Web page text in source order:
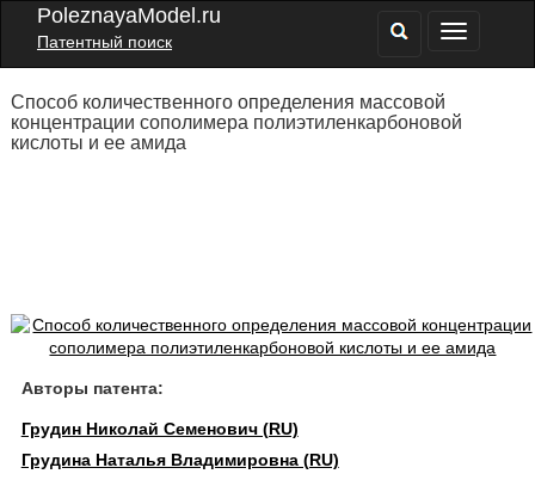
PoleznayaModel.ru
Патентный поиск
Способ количественного определения массовой
концентрации сополимера полиэтиленкарбоновой
кислоты и ее амида
Авторы патента:
Грудин Николай Семенович (RU)
Грудина Наталья Владимировна (RU)